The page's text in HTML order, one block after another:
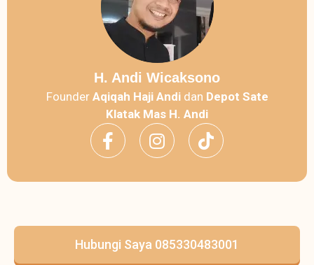
H. Andi Wicaksono
Founder Aqiqah Haji Andidan Depot Sate
Klatak Mas H. Andi
Hubungi Saya 085330483001